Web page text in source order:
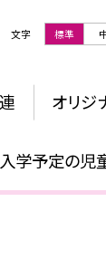
文字 標準
オリジ
学予定の児